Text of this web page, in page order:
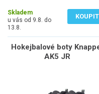
Skladem
u vás od 9.8. do
13.8.
KOUPIT
Hokejbalové boty
AK5 JR